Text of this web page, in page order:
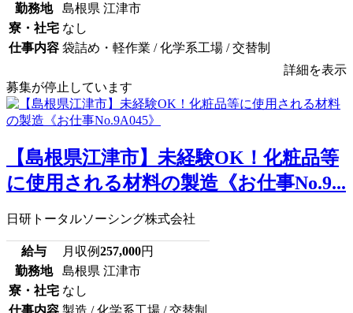
勤務地
島根県 江津市
寮・社宅 なし
仕事内容 袋詰め・軽作業 / 化学系工場 / 交替制
詳細を表示
募集が停止しています
【島根県江津市】未経験OK！化粧品等
に使用される材料の製造《お仕事No.9...
日研トータルソーシング株式会社
給与 月収例257,000円
勤務地
島根県 江津市
寮・社宅 なし
仕事内容 製造 / 化学系工場 / 交替制